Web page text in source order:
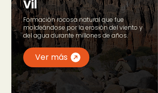
Vil
Formación rocosa natural que fue
moldeándose por la erosión del viento y
del agua durante millones de años.
Ver más